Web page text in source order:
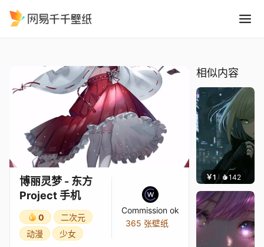
博丽灵梦 - 东方
Project 手机
0
二次元
动漫
少女
Commission ok
365 张壁纸
相似内容
￥1 142